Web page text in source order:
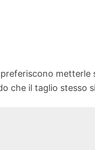
che il taglio stesso